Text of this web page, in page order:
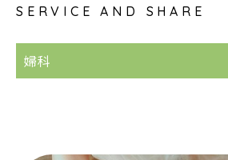
SERVICE AND SHARE
婦科